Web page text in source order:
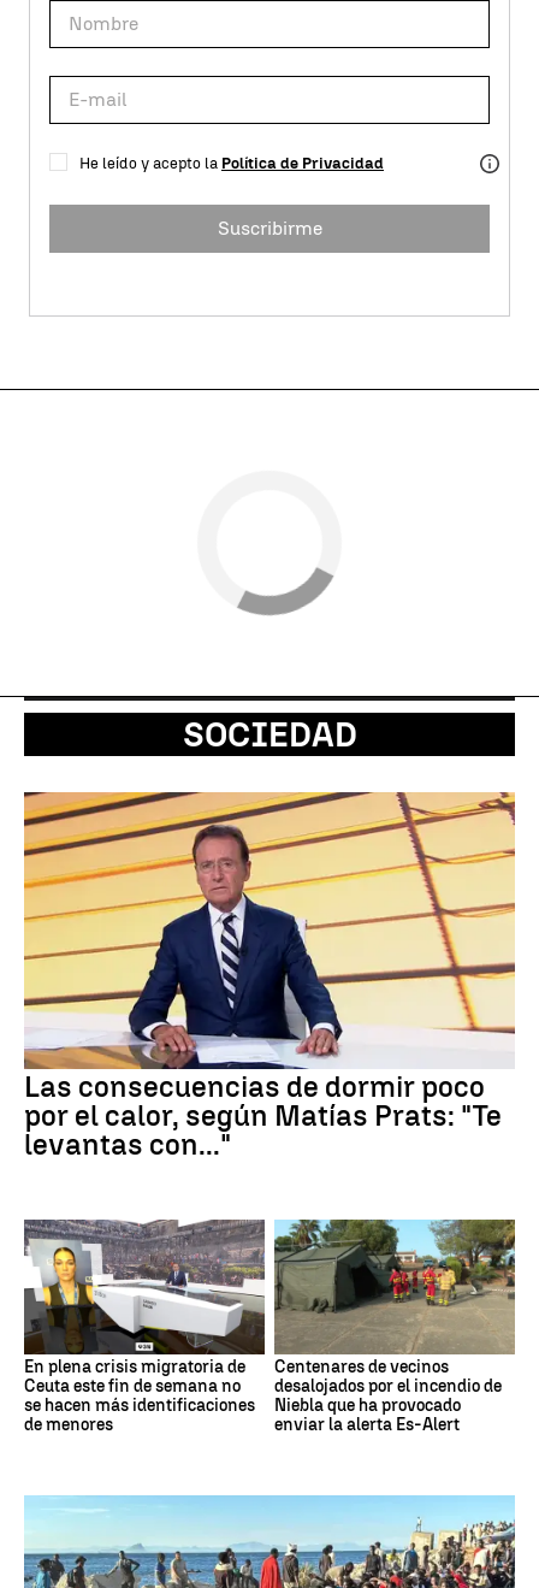
He leído y acepto la Política de Privacidad
Suscribirme
SOCIEDAD
Las consecuencias de dormir poco
por el calor, según Matías Prats: "Te
levantas con..."
En plena crisis migratoria de
Ceuta este fin de semana no
se hacen más identificaciones
de menores
Centenares de vecinos
desalojados por el incendio de
Niebla que ha provocado
enviar la alerta Es-Alert